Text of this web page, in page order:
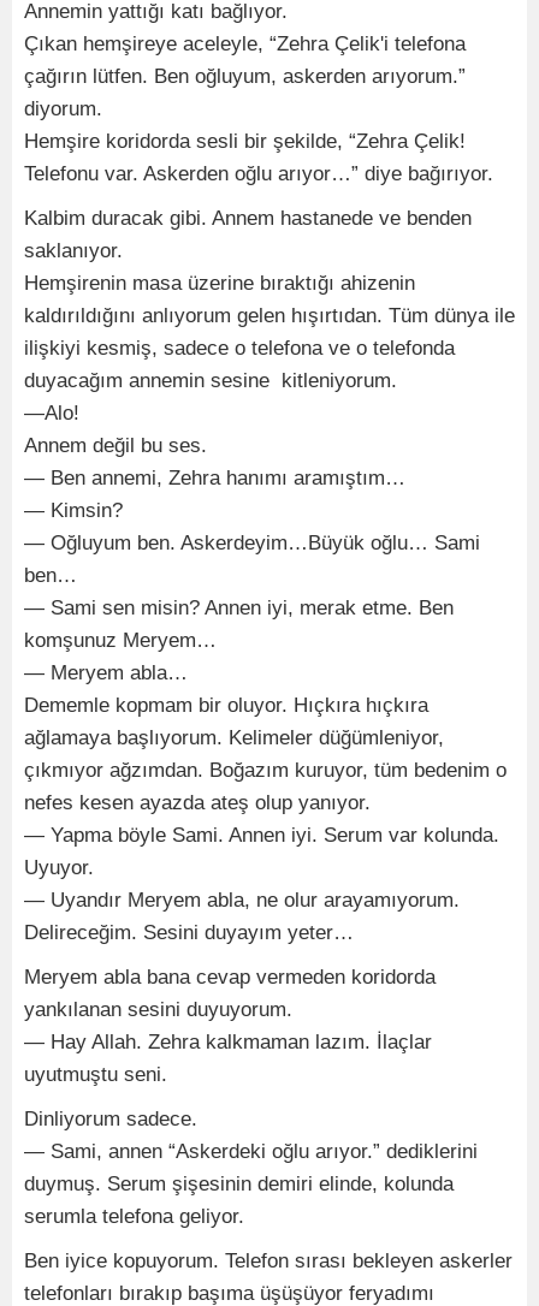
Annemin yattığı katı bağlıyor.
Çıkan hemşireye aceleyle, “Zehra Çelik'i telefona
çağırın lütfen. Ben oğluyum, askerden arıyorum.”
diyorum.
Hemşire koridorda sesli bir şekilde, “Zehra Çelik!
Telefonu var. Askerden oğlu arıyor…” diye bağırıyor.
Kalbim duracak gibi. Annem hastanede ve benden
saklanıyor.
Hemşirenin masa üzerine bıraktığı ahizenin
kaldırıldığını anlıyorum gelen hışırtıdan. Tüm dünya ile
ilişkiyi kesmiş, sadece o telefona ve o telefonda
duyacağım annemin sesine kitleniyorum.
—Alo!
Annem değil bu ses.
— Ben annemi, Zehra hanımı aramıştım…
— Kimsin?
— Oğluyum ben. Askerdeyim…Büyük oğlu… Sami
ben…
— Sami sen misin? Annen iyi, merak etme. Ben
komşunuz Meryem…
— Meryem abla…
Dememle kopmam bir oluyor. Hıçkıra hıçkıra
ağlamaya başlıyorum. Kelimeler düğümleniyor,
çıkmıyor ağzımdan. Boğazım kuruyor, tüm bedenim o
nefes kesen ayazda ateş olup yanıyor.
— Yapma böyle Sami. Annen iyi. Serum var kolunda.
Uyuyor.
— Uyandır Meryem abla, ne olur arayamıyorum.
Delireceğim. Sesini duyayım yeter…
Meryem abla bana cevap vermeden koridorda
yankılanan sesini duyuyorum.
— Hay Allah. Zehra kalkmaman lazım. İlaçlar
uyutmuştu seni.
Dinliyorum sadece.
— Sami, annen “Askerdeki oğlu arıyor.” dediklerini
duymuş. Serum şişesinin demiri elinde, kolunda
serumla telefona geliyor.
Ben iyice kopuyorum. Telefon sırası bekleyen askerler
telefonları bırakıp başıma üşüşüyor feryadımı